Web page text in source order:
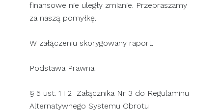
finansowe nie uległy zmianie. Przepraszamy
za naszą pomyłkę.
W załączeniu skorygowany raport.
Podstawa Prawna:
§ 5 ust. 1 i 2 Załącznika Nr 3 do Regulaminu
Alternatywnego Systemu Obrotu